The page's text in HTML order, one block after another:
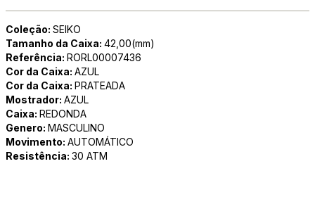
Coleção: SEIKO
Tamanho da Caixa: 42,00(mm)
Referência: RORL00007436
Cor da Caixa: AZUL
Cor da Caixa: PRATEADA
Mostrador: AZUL
Caixa: REDONDA
Genero: MASCULINO
Movimento: AUTOMÁTICO
Resistência: 30 ATM